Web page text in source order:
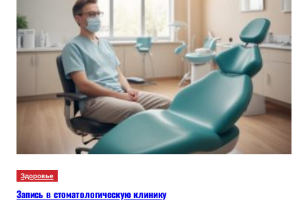
Здоровье
Запись в стоматологическую клинику